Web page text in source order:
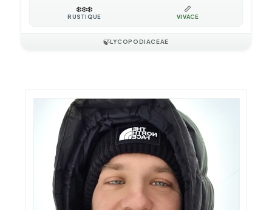
❄️❄️❄️
RUSTIQUE
📏
VIVACE
🍃LYCOPODIACEAE